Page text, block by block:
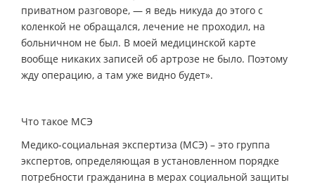
приватном разговоре, — я ведь никуда до этого с
коленкой не обращался, лечение не проходил, на
больничном не был. В моей медицинской карте
вообще никаких записей об артрозе не было. Поэтому
жду операцию, а там уже видно будет».
Что такое МСЭ
Медико-социальная экспертиза (МСЭ) – это группа
экспертов, определяющая в установленном порядке
потребности гражданина в мерах социальной защиты